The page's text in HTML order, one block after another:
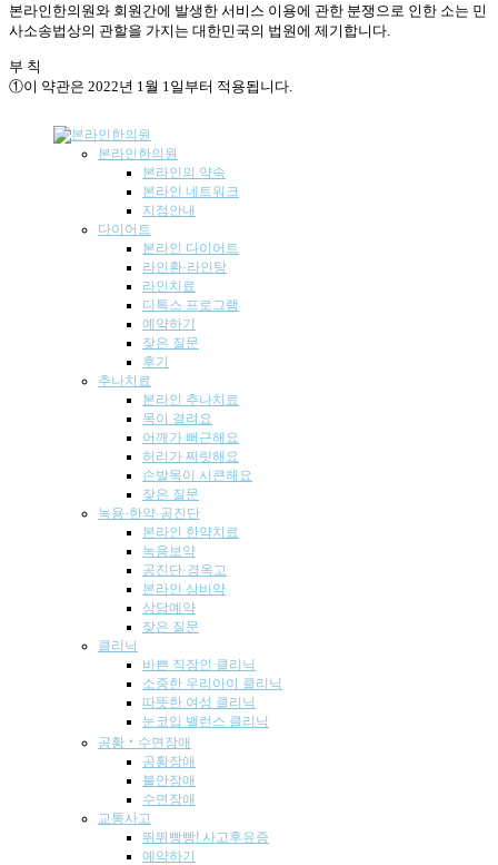
본라인한의원와 회원간에 발생한 서비스 이용에 관한 분쟁으로 인한 소는 민
사소송법상의 관할을 가지는 대한민국의 법원에 제기합니다.
부 칙
①이 약관은 2022년 1월 1일부터 적용됩니다.
본라인한의원
본라인의 약속
본라인 네트워크
지점안내
다이어트
본라인 다이어트
라인환·라인탕
라인치료
디톡스 프로그램
예약하기
잦은 질문
후기
추나치료
본라인 추나치료
목이 결려요
어깨가 뻐근해요
허리가 찌릿해요
손발목이 시큰해요
잦은 질문
녹용·한약·공진단
본라인 한약치료
녹용보약
공진단·경옥고
본라인 상비약
상담예약
잦은 질문
클리닉
바쁜 직장인 클리닉
소중한 우리아이 클리닉
따뜻한 여성 클리닉
눈코입 밸런스 클리닉
공황‧수면장애
공황장애
불안장애
수면장애
교통사고
뛰뛰빵빵! 사고후유증
예약하기